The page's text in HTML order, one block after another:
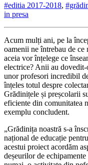
#editia 2017-2018,
in presa
Acum mulți ani, pe la
oamenii ne întrebau de
aceia vor înțelege ce
electrice? Anii au
unor profesori incredibil
înțeles totul despre
Grădinițele și preșcolarii
eficiente din comunitatea
exemplu concludent.
„Grădinița noastră s-a
național de educație
acestui proiect acordăm
deșeurilor de